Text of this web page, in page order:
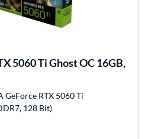
5060 Ti Ghost OC 16GB,
RTX 5060 Ti
128 Bit)